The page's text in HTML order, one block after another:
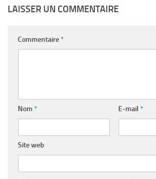
LAISSER UN COMMENTAIRE
Commentaire*
Nom * E-mail *
Site web